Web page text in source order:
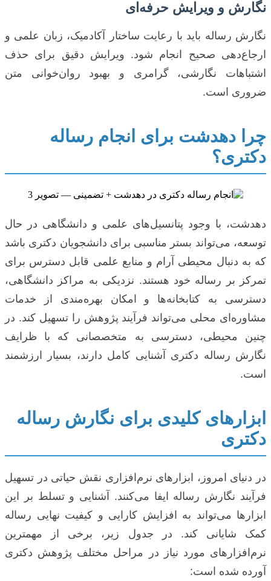
نگارش و ویرایش حرفه‌ای
نگارش رساله باید با رعایت ساختار آکادمیک، زبان علمی و
ارجاع‌دهی صحیح انجام شود. ویرایش دقیق برای حذف
اشتباهات نگارشی، گرامری و بهبود روان‌خوانی متن
ضروری است.
چرا دهدشت برای انجام رساله
دکتری؟
دهدشت، با وجود پتانسیل‌های علمی و دانشگاهی در حال
توسعه، می‌تواند بستر مناسبی برای دانشجویان دکتری باشد
که به دنبال محیطی آرام و منابع علمی قابل دسترس برای
تمرکز بر رساله خود هستند. نزدیکی به مراکز دانشگاهی،
دسترسی به کتابخانه‌ها و امکان بهره‌مندی از خدمات
مشاوره‌ای محلی می‌تواند فرآیند پژوهش را تسهیل کند. در
چنین محیطی، دسترسی به متخصصانی که با ظرایف
نگارش رساله دکتری آشنایی کامل دارند، بسیار ارزشمند
است.
ابزارهای کلیدی برای نگارش رساله
دکتری
در دنیای امروز، ابزارهای نرم‌افزاری نقش حیاتی در تسهیل
فرآیند نگارش رساله ایفا می‌کنند. آشنایی و تسلط بر این
ابزارها می‌تواند به افزایش کارایی و کیفیت نهایی رساله
کمک شایانی کند. در جدول زیر، برخی از مهمترین
نرم‌افزارهای مورد نیاز در مراحل مختلف پژوهش دکتری
آورده شده است: